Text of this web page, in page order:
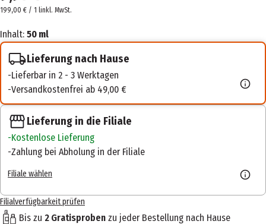
199,00 € / 1 linkl. MwSt.
Inhalt: 50 ml
Lieferung nach Hause
Lieferbar in 2 - 3 Werktagen
Versandkostenfrei ab 49,00 €
Lieferung in die Filiale
Kostenlose Lieferung
Zahlung bei Abholung in der Filiale
Filiale wählen
Filialverfügbarkeit prüfen
Bis zu 2 Gratisproben zu jeder Bestellung nach Hause